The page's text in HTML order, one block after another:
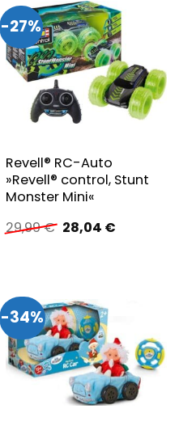
-27%
Revell® RC-Auto
»Revell® control, Stunt
Monster Mini«
29,99€ Ursprünglicher
Preis
28,04 €Aktueller
-34%